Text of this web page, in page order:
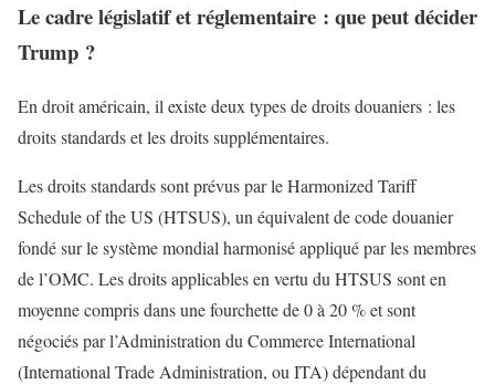
Le cadre législatif et réglementaire : que peut décider
Trump ?
En droit américain, il existe deux types de droits douaniers : les
droits standards et les droits supplémentaires.
Les droits standards sont prévus par le Harmonized Tariff
Schedule of the US (HTSUS), un équivalent de code douanier
fondé sur le système mondial harmonisé appliqué par les membres
de l’OMC. Les droits applicables en vertu du HTSUS sont en
moyenne compris dans une fourchette de 0 à 20 % et sont
négociés par l’Administration du Commerce International
(International Trade Administration, ou ITA) dépendant du